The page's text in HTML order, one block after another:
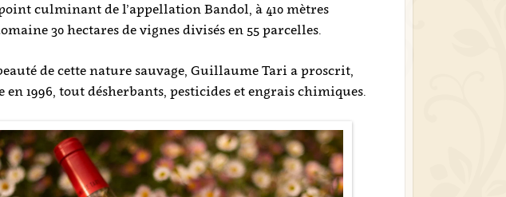
culminant de l’appellation Bandol, à 410 mètres
30 hectares de vignes divisés en 55 parcelles.
de cette nature sauvage, Guillaume Tari a proscrit,
en 1996, tout désherbants, pesticides et engrais chimiques.